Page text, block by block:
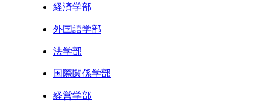
経済学部
外国語学部
法学部
国際関係学部
経営学部